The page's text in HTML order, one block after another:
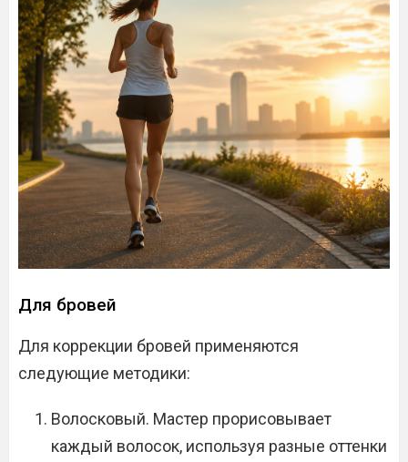
Для бровей
Для коррекции бровей применяются
следующие методики:
Волосковый. Мастер прорисовывает
каждый волосок, используя разные оттенки